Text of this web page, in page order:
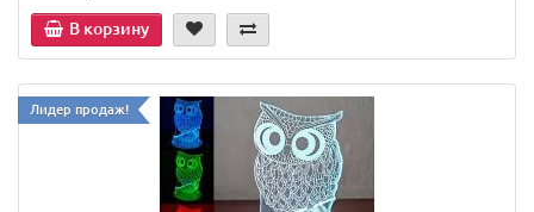
В корзину
Лидер продаж!